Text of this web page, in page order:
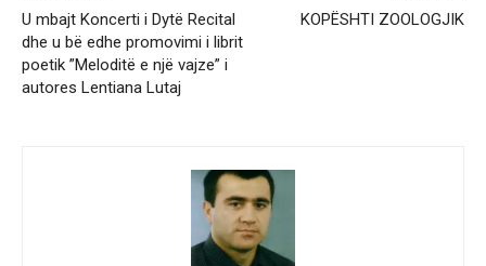
U mbajt Koncerti i Dytë Recital
dhe u bë edhe promovimi i librit
poetik ”Meloditë e një vajze” i
autores Lentiana Lutaj
KOPËSHTI ZOOLOGJIK